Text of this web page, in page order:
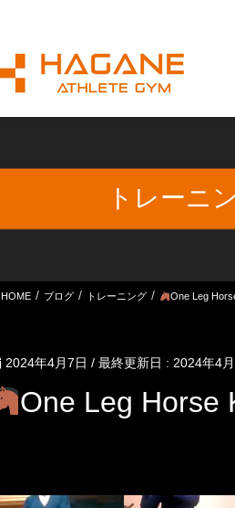
トレーニ
HOME ブログ トレーニング One Leg
2024年4月7日 / 最終更新日 : 2024年4
One Leg Horse